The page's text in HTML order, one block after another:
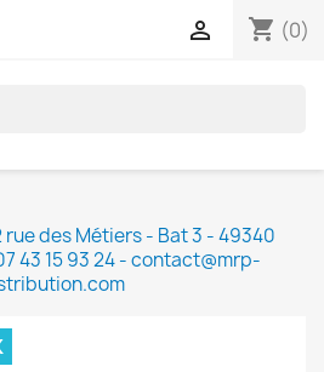
shopping_cart (0)

rue des Métiers - Bat 3 - 49340
43 15 93 24 - contact@mrp-